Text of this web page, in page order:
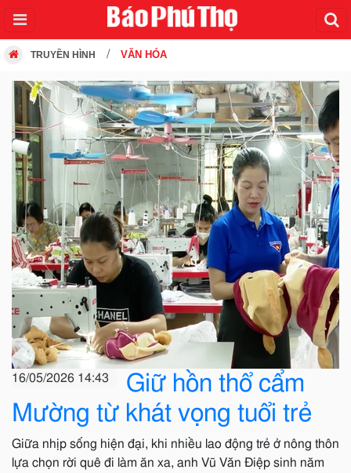
TRUYỀN HÌNH VĂN HÓA
16/05/2026 14:43
Giữ hồn thổ cẩm
Mường từ khát vọng tuổi trẻ
Giữa nhịp sống hiện đại, khi nhiều lao động trẻ ở nông thôn
lựa chọn rời quê đi làm ăn xa, anh Vũ Văn Điệp sinh năm